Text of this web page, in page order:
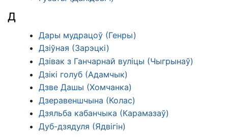
Д
Дары мудрацоў (Генры)
Дзіўная (Зарэцкі)
Дзівак з Ганчарнай вуліцы (Чыгрынаў)
Дзікі голуб (Адамчык)
Дзве Дашы (Хомчанка)
Дзеравеншчына (Колас)
Дзяльба кабанчыка (Карамазаў)
Дуб-дзядуля (Ядвігін)